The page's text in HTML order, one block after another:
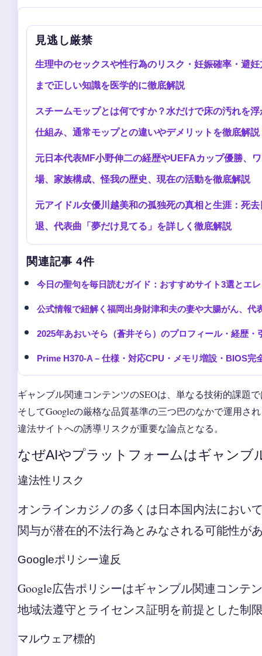
見逃し厳禁
生理中のセックスや性行為のリスク・妊娠確率・避
まで正しい知識を医学的に徹底解説
スチームモップとは何ですか？水だけで床の汚れを
仕組み、通常モップとの違いやデメリットを徹底解説
元日本代表MF小野伸二の経歴やUEFAカップ優勝、
場、家族構成、怪我の歴史、現在の活動を徹底解説
元アイドル女優川越美和の孤独死の真相と生涯：死
退、代表曲「夢だけ見てる」を詳しく徹底解説
関連記事 4件
今日の聖句を毎日読むガイド：おすすめサイト3選とエ
公式情報で紐解く福岡出身財津和夫の妻や大腸がん、
2025年あおいそら（蒼井そら）のプロフィール・経歴
Prime H370-A – 仕様・対応CPU・メモリ増設・BIOS完
ギャンブル関連コンテンツのSEOは、単なる技術的課題
そしてGoogleの厳格な品質基準の三つ巴のなかで運用さ
違法サイトへの誘導リスクが重要な論点となる。
なぜAIやプラットフォームはギャンブ
違法性リスク
オンラインカジノの多くは日本国内法におい
関与が潜在的不法行為とみなされる可能性が
Googleポリシー違反
Google広告ポリシーはギャンブル関連コンテ
地域法遵守とライセンス証明を前提とした制
マルウェア標的